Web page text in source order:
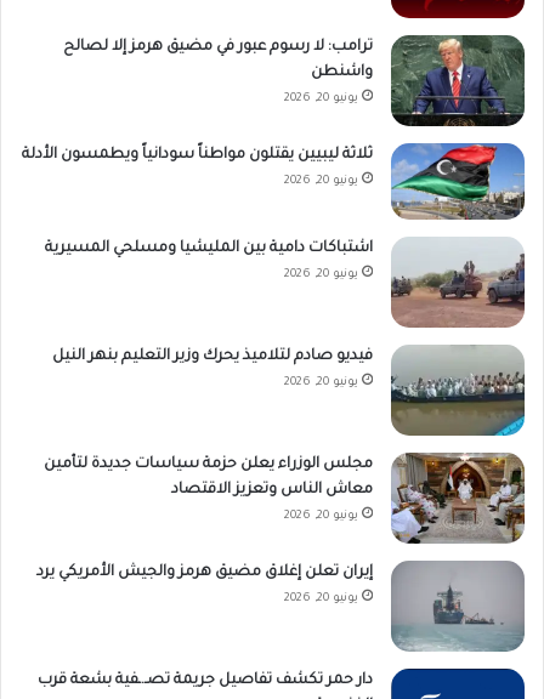
ترامب: لا رسوم عبور في مضيق هرمز إلا لصالح
واشنطن
يونيو 20, 2026
ثلاثة ليبيين يقتلون مواطناً سودانياً ويطمسون الأدلة
يونيو 20, 2026
اشتباكات دامية بين المليشيا ومسلحي المسيرية
يونيو 20, 2026
فيديو صادم لتلاميذ يحرك وزير التعليم بنهر النيل
يونيو 20, 2026
مجلس الوزراء يعلن حزمة سياسات جديدة لتأمين
معاش الناس وتعزيز الاقتصاد
يونيو 20, 2026
إيران تعلن إغلاق مضيق هرمز والجيش الأمريكي يرد
يونيو 20, 2026
دار حمر تكشف تفاصيل جريمة تصـ.ـفية بشعة قرب